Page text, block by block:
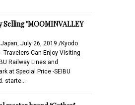
Selling "MOOMINVALLEY
Japan, July 26, 2019 /Kyodo
Travelers Can Enjoy Visiting
Railway Lines and
at Special Price -SEIBU
starte…